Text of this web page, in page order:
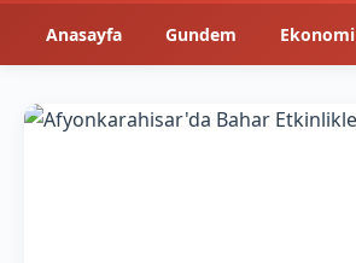
Anasayfa Gundem Ekonomi